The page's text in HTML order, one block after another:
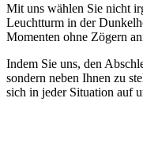
Mit uns wählen Sie nicht
Leuchtturm in der
Momenten ohne Zögern
Indem Sie uns, den
sondern neben Ihnen zu
sich in jeder Situation auf